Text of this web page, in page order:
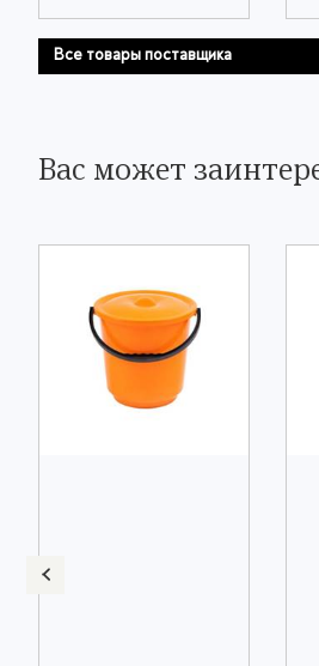
Все товары поставщика
Вас может